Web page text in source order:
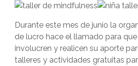
Durante este mes de junio la
de lucro hace el llamado para
involucren y realicen su aporte
talleres y actividades gratuitas